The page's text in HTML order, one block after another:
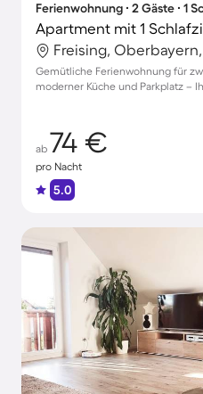
Ferienwohnung ∙ 2 Gäste ∙ 1
Apartment mit 1
Freising,
Gemütliche Ferienwohnung für
moderner Küche und Parkplatz –
ab 74 €
pro Nacht
5.0